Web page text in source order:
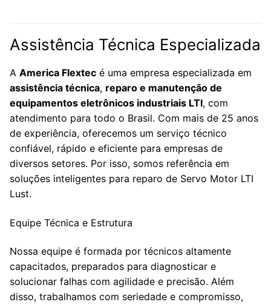
Assistência Técnica Especializada
A America Flextec é uma empresa especializada em
assistência técnica, reparo e manutenção de
equipamentos eletrônicos industriais LTI, com
atendimento para todo o Brasil. Com mais de 25 anos
de experiência, oferecemos um serviço técnico
confiável, rápido e eficiente para empresas de
diversos setores. Por isso, somos referência em
soluções inteligentes para reparo de Servo Motor LTI
Lust.
Equipe Técnica e Estrutura
Nossa equipe é formada por técnicos altamente
capacitados, preparados para diagnosticar e
solucionar falhas com agilidade e precisão. Além
disso, trabalhamos com seriedade e compromisso,